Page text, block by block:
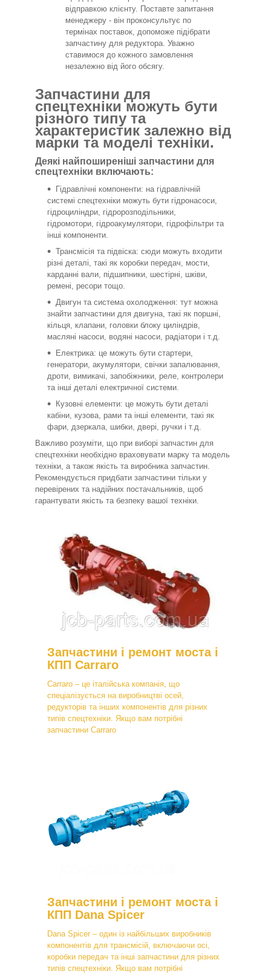
відправкою клієнту. Поставте запитання
менеджеру - він проконсультує по
термінах поставок, допоможе підібрати
запчастину для редуктора. Уважно
ставимося до кожного замовлення
незалежно від його обсягу.
Запчастини для
спецтехніки можуть бути
різного типу та
характеристик залежно від
марки та моделі техніки.
Деякі найпоширеніші запчастини для
спецтехніки включають:
Гідравлічні компоненти: на гідравлічній
системі спецтехніки можуть бути гідронасоси,
гідроциліндри, гідророзподільники,
гідромотори, гідроакумулятори, гідрофільтри та
інші компоненти.
Трансмісія та підвіска: сюди можуть входити
різні деталі, такі як коробки передач, мости,
карданні вали, підшипники, шестірні, шківи,
ремені, ресори тощо.
Двигун та система охолодження: тут можна
знайти запчастини для двигуна, такі як поршні,
кільця, клапани, головки блоку циліндрів,
масляні насоси, водяні насоси, радіатори і т.д.
Електрика: це можуть бути стартери,
генератори, акумулятори, свічки запалювання,
дроти, вимикачі, запобіжники, реле, контролери
та інші деталі електричної системи.
Кузовні елементи: це можуть бути деталі
кабіни, кузова, рами та інші елементи, такі як
фари, дзеркала, шибки, двері, ручки і т.д.
Важливо розуміти, що при виборі запчастин для
спецтехніки необхідно враховувати марку та модель
техніки, а також якість та виробника запчастин.
Рекомендується придбати запчастини тільки у
перевірених та надійних постачальників, щоб
гарантувати якість та безпеку вашої техніки.
Запчастини і ремонт моста і
КПП Carraro
Carraro – це італійська компанія, що
спеціалізується на виробництві осей,
редукторів та інших компонентів для різних
типів спецтехніки. Якщо вам потрібні
запчастини Carraro
Запчастини і ремонт моста і
КПП Dana Spicer
Dana Spicer – один із найбільших виробників
компонентів для трансмісій, включаючи осі,
коробки передач та інші запчастини для різних
типів спецтехніки. Якщо вам потрібні